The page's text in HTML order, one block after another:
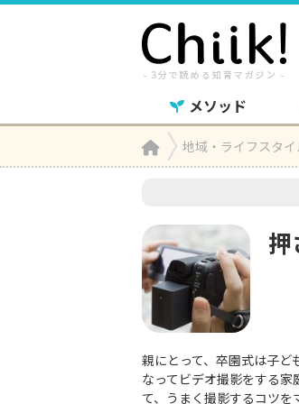
メソッド
Home地域・ライフスタ
押
親にとって、卒園式は子
なってビデオ撮影をする
て、うまく撮影するコツを